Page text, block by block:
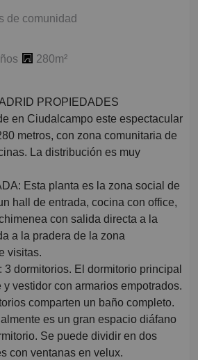
de comunidad
280m²
en Ciudalcampo este espectacular
metros, con zona comunitaria de
La distribución es muy
Esta planta es la zona social de
hall de entrada, cocina con office,
con salida directa a la
a la pradera de la zona
visitas.
3 dormitorios. El dormitorio principal
vestidor con armarios empotrados.
comparten un baño completo.
es un gran espacio diáfano
Se puede dividir en dos
con ventanas en velux.